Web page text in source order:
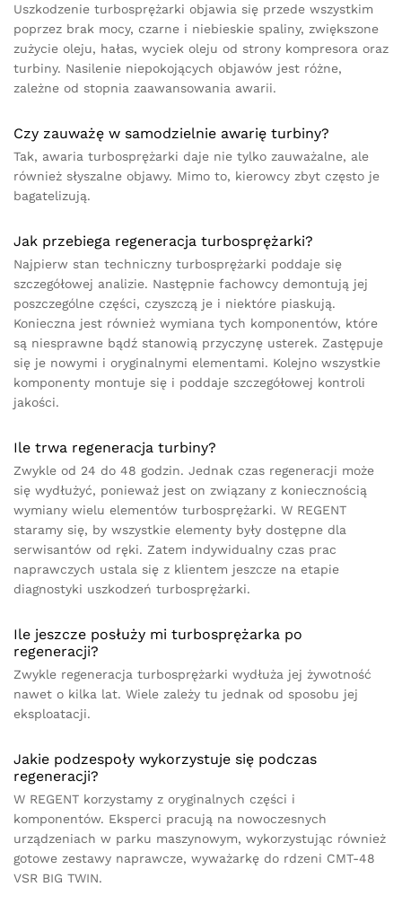
Uszkodzenie turbosprężarki objawia się przede wszystkim
poprzez brak mocy, czarne i niebieskie spaliny, zwiększone
zużycie oleju, hałas, wyciek oleju od strony kompresora oraz
turbiny. Nasilenie niepokojących objawów jest różne,
zależne od stopnia zaawansowania awarii.
Czy zauważę w samodzielnie awarię turbiny?
Tak, awaria turbosprężarki daje nie tylko zauważalne, ale
również słyszalne objawy. Mimo to, kierowcy zbyt często je
bagatelizują.
Jak przebiega regeneracja turbosprężarki?
Najpierw stan techniczny turbosprężarki poddaje się
szczegółowej analizie. Następnie fachowcy demontują jej
poszczególne części, czyszczą je i niektóre piaskują.
Konieczna jest również wymiana tych komponentów, które
są niesprawne bądź stanowią przyczynę usterek. Zastępuje
się je nowymi i oryginalnymi elementami. Kolejno wszystkie
komponenty montuje się i poddaje szczegółowej kontroli
jakości.
Ile trwa regeneracja turbiny?
Zwykle od 24 do 48 godzin. Jednak czas regeneracji może
się wydłużyć, ponieważ jest on związany z koniecznością
wymiany wielu elementów turbosprężarki. W REGENT
staramy się, by wszystkie elementy były dostępne dla
serwisantów od ręki. Zatem indywidualny czas prac
naprawczych ustala się z klientem jeszcze na etapie
diagnostyki uszkodzeń turbosprężarki.
Ile jeszcze posłuży mi turbosprężarka po
regeneracji?
Zwykle regeneracja turbosprężarki wydłuża jej żywotność
nawet o kilka lat. Wiele zależy tu jednak od sposobu jej
eksploatacji.
Jakie podzespoły wykorzystuje się podczas
regeneracji?
W REGENT korzystamy z oryginalnych części i
komponentów. Eksperci pracują na nowoczesnych
urządzeniach w parku maszynowym, wykorzystując również
gotowe zestawy naprawcze, wyważarkę do rdzeni CMT-48
VSR BIG TWIN.